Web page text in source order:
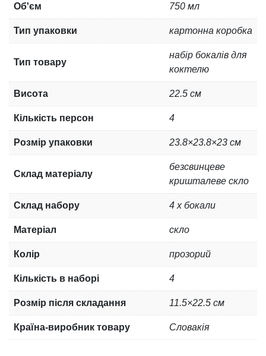
Об'єм 750 мл
Тип упаковки картонна коробка
Тип товару
набір бокалів для
коктелю
Висота 22.5 см
Кількість персон 4
Розмір упаковки 23.8×23.8×23 см
Склад матеріалу
безсвинцеве
кришталеве скло
Склад набору 4 x бокали
Матеріал скло
Колір прозорий
Кількість в наборі 4
Розмір після складання 11.5×22.5 см
Країна-виробник товару Словакія